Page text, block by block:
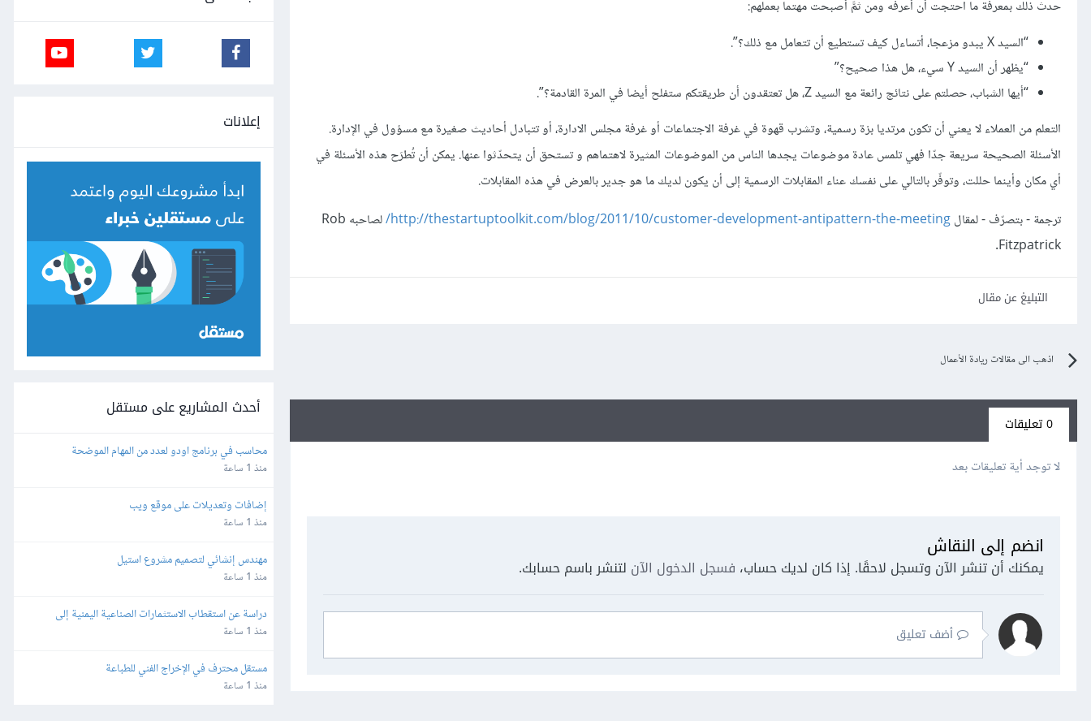
حدث ذلك بمعرفة ما احتجت أن أعرفه ومن ثمَّ أصبحت مهتما بعملهم:
“السيد X يبدو مزعجا، أتساءل كيف تستطيع أن تتعامل مع ذلك؟”.
“يظهر أن السيد Y سيء، هل هذا صحيح؟”
“أيها الشباب، حصلتم على نتائج رائعة مع السيد Z، هل تعتقدون أن طريقتكم ستفلح أيضا في المرة القادمة؟”.
التعلم من العملاء لا يعني أن تكون مرتديا بزة رسمية، وتشرب قهوة في غرفة الاجتماعات أو غرفة مجلس الادارة، أو تتبادل أحاديث صغيرة مع مسؤول في الإدارة.
الأسئلة الصحيحة سريعة جدّا فهي تلمس عادة موضوعات يجدها الناس من الموضوعات المثيرة لاهتماهم و تستحق أن يتحدّثوا عنها. يمكن أن تُطرَح هذه الأسئلة في
أي مكان وأينما حللت، وتوفّر بالتالي على نفسك عناء المقابلات الرسمية إلى أن يكون لديك ما هو جدير بالعرض في هذه المقابلات.
ترجمة - بتصرّف - لمقالhttp://thestartuptoolkit.com/blog/2011/10/customer-development-antipattern-the-meeting/
لصاحبه Rob
Fitzpatrick.
التبليغ عن مقال
اذهب الى مقالات ريادة الأعمال
0 تعليقات
لا توجد أية تعليقات بعد
انضم إلى النقاش
يمكنك أن تنشر الآن وتسجل لاحقًا. إذا كان لديك حساب، فسجل الدخول الآن لتنشر باسم حسابك.
أضف تعليق
إعلانات
أحدث المشاريع على مستقل
محاسب في برنامج اودو لعدد من المهام الموضحة
منذ 1 ساعة
إضافات وتعديلات على موقع ويب
منذ 1 ساعة
مهندس إنشائي لتصميم مشروع استيل
منذ 1 ساعة
محافظة ظفار – سلطنة عُمان
منذ 1 ساعة
مستقل محترف في الإخراج الفني للطباعة
منذ 1 ساعة